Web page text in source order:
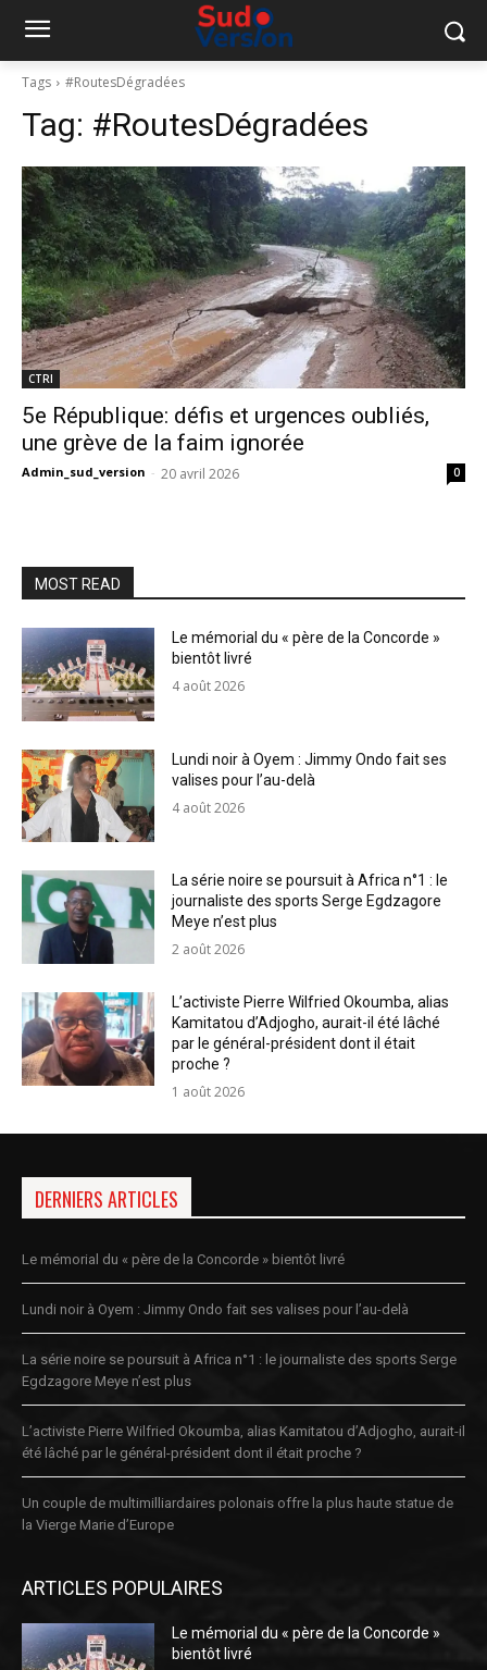
Tags #RoutesDégradées
Tag: #RoutesDégradées
CTRI
5e République: défis et urgences oubliés,
une grève de la faim ignorée
Admin_sud_version - 20 avril 2026 0
MOST READ
Le mémorial du « père de la Concorde »
bientôt livré
4 août 2026
Lundi noir à Oyem : Jimmy Ondo fait ses
valises pour l’au-delà
4 août 2026
La série noire se poursuit à Africa n°1 : le
journaliste des sports Serge Egdzagore
Meye n’est plus
2 août 2026
L’activiste Pierre Wilfried Okoumba, alias
Kamitatou d’Adjogho, aurait-il été lâché
par le général-président dont il était
proche ?
1 août 2026
DERNIERS ARTICLES
Le mémorial du « père de la Concorde » bientôt livré
Lundi noir à Oyem : Jimmy Ondo fait ses valises pour l’au-delà
La série noire se poursuit à Africa n°1 : le journaliste des sports Serge
Egdzagore Meye n’est plus
L’activiste Pierre Wilfried Okoumba, alias Kamitatou d’Adjogho, aurait-il
été lâché par le général-président dont il était proche ?
Un couple de multimilliardaires polonais offre la plus haute statue de
la Vierge Marie d’Europe
ARTICLES POPULAIRES
Le mémorial du « père de la Concorde »
bientôt livré